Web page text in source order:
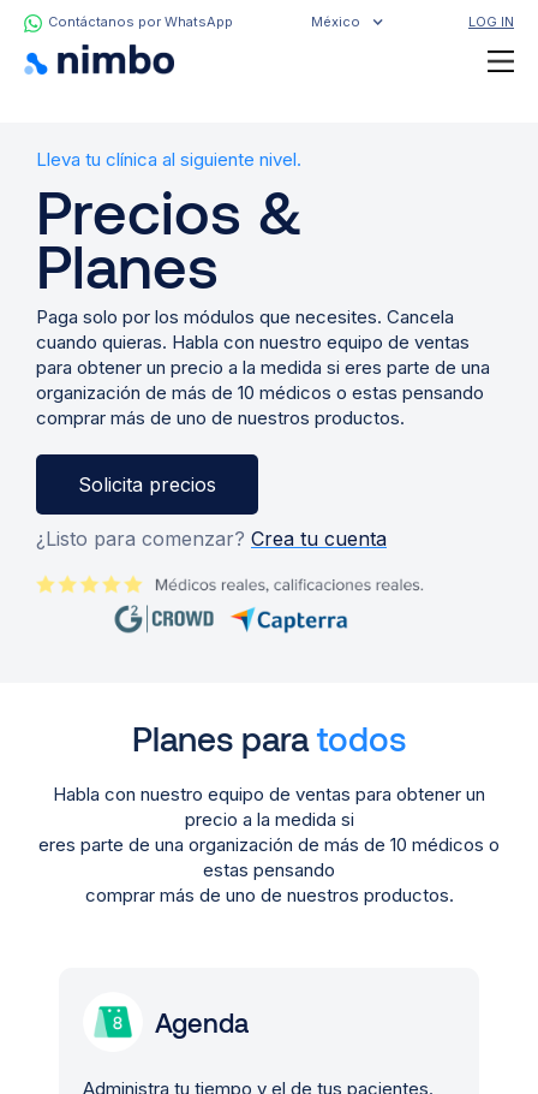
Contáctanos por WhatsApp México LOG IN
Lleva tu clínica al siguiente nivel.
Precios &
Planes
Paga solo por los módulos que necesites. Cancela
cuando quieras. Habla con nuestro equipo de ventas
para obtener un precio a la medida si eres parte de una
organización de más de 10 médicos o estas pensando
comprar más de uno de nuestros productos.
Solicita precios
¿Listo para comenzar? Crea tu cuenta
Planes paratodos
Habla con nuestro equipo de ventas para obtener un
precio a la medida si
eres parte de una organización de más de 10 médicos o
estas pensando
comprar más de uno de nuestros productos.
Agenda
Administra tu tiempo y el de tus pacientes.